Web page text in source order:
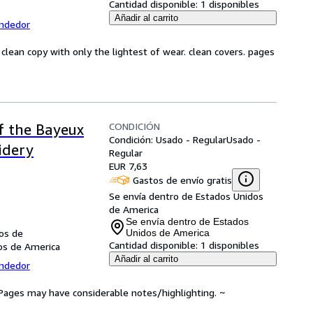
Cantidad disponible: 1 disponibles
Añadir al carrito
clean copy with only the lightest of wear. clean covers. pages
the Bayeux
de
de America
CONDICIÓN
Condición: Usado - RegularUsado -
Regular
EUR 7,63
Gastos de envío gratis
Se envía dentro de Estados Unidos
de America
Se envía dentro de Estados
Unidos de America
Cantidad disponible: 1 disponibles
Añadir al carrito
may have considerable notes/highlighting. ~